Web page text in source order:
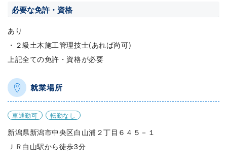
必要な免許・資格
あり
・２級土木施工管理技士(あれば尚可)
上記全ての免許・資格が必要
就業場所
車通勤可 転勤なし
新潟県新潟市中央区白山浦２丁目６４５－１
ＪＲ白山駅から徒歩3分